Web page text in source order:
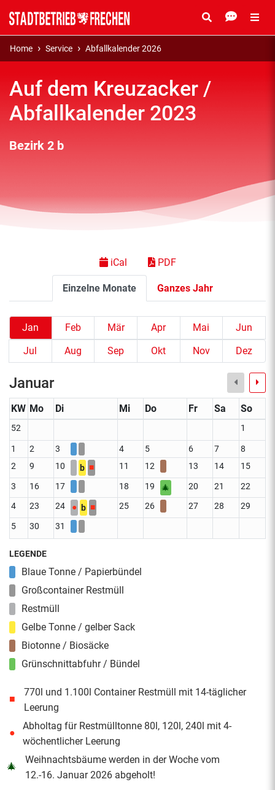
Home Service Abfallkalender 2026
Auf dem Kreuzacker /
Abfallkalender 2023
Bezirk 2 b
Einzelne Monate Ganzes Jahr
iCal PDF
Jan Feb Mär Apr Mai
Jun
Jul
Aug Sep Okt Nov Dez
Januar
KW Mo Di Mi Do Fr Sa So
52 1
1 2 3 4 5 6 7
8
2
9 10 b ■ 11 12 13 14 15
3 16 17 18 19 🎄 20 21
22
4
23 24 ● b ■ 25 26 27 28 29
5 30 31
LEGENDE
Blaue Tonne / Papierbündel
Großcontainer Restmüll
Restmüll
Gelbe Tonne / gelber Sack
Biotonne / Biosäcke
Grünschnittabfuhr / Bündel
■
770l und 1.100l Container Restmüll mit 14-täglicher
Leerung
●
Abholtag für Restmülltonne 80l, 120l, 240l mit 4-
wöchentlicher Leerung
🎄
Weihnachtsbäume werden in der Woche vom
12.-16. Januar 2026 abgeholt!